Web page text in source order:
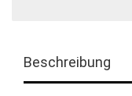
Beschreibung